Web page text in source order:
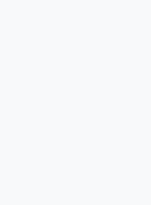
제공하며 양식
Thimble 제